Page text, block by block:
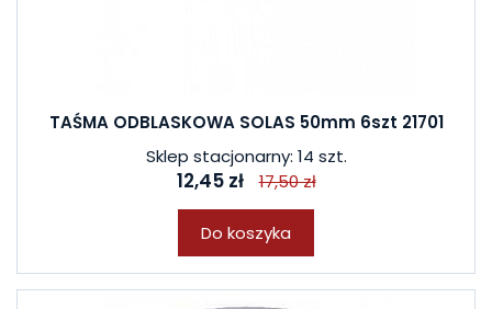
TAŚMA ODBLASKOWA SOLAS 50mm 6szt 21701
Sklep stacjonarny: 14 szt.
12,45 zł 17,50 zł
Do koszyka